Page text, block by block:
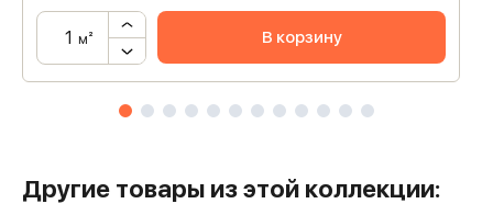
м² В корзину
Другие товары из этой коллекции: